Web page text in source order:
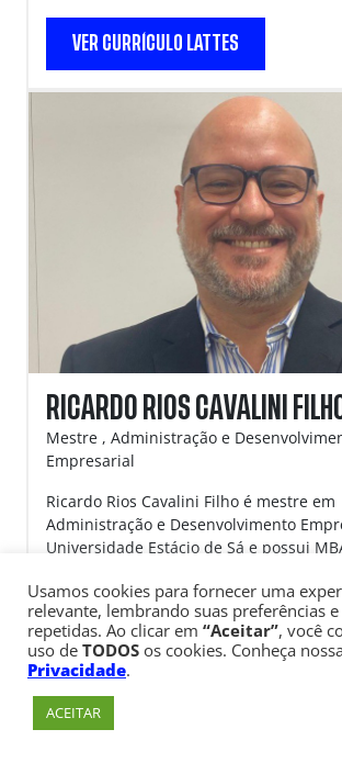
VER CURRÍCULO LATTES
RICARDO RIOS CAVALINI
Mestre , Administração e
Empresarial
Ricardo Rios Cavalini Filho é mestre em
Administração e Desenvolvimento
Universidade Estácio de Sá e possui
Realizou formação complementar em
liderança em instituições
York University (Canadá), e atualmente
Gestão de Projetos pela HSM
executivo com mais de duas décadas de
nas áreas de estratégia, marketing,
educacional, desenvolveu trajetória
Usamos cookies para fornecer uma
relevante, lembrando suas preferências
repetidas. Ao clicar em “Aceitar”, você
uso de TODOS os cookies. Conheça nossa
Privacidade.
ACEITAR